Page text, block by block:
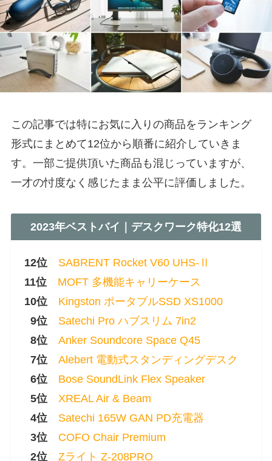
この記事では特にお気に入りの商品をランキング
形式にまとめて12位から順番に紹介していきま
す。一部ご提供頂いた商品も混じっていますが、
一才の忖度なく感じたまま公平に評価しました。
2023年ベストバイ｜デスクワーク特化12選
12位
SABRENT Rocket V60 UHS-Ⅱ
11位
MOFT 多機能キャリーケース
10位
Kingston ポータブルSSD XS1000
09位
Satechi Pro ハブスリム 7in2
08位
Anker Soundcore Space Q45
07位
Alebert 電動式スタンディングデスク
06位
Bose SoundLink Flex Speaker
05位
XREAL Air & Beam
04位
Satechi 165W GAN PD充電器
03位
COFO Chair Premium
02位 Zライト Z-208PRO